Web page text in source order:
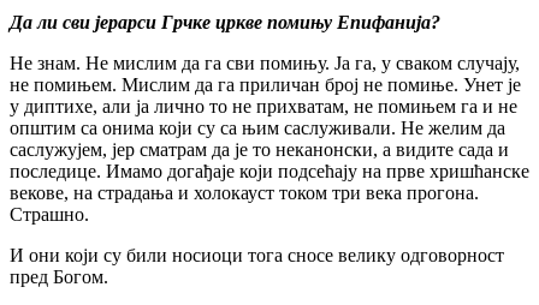
Да ли сви јерарси Грчке цркве помињу Епифанија?
Не знам. Не мислим да га сви помињу. Ја га, у сваком случају,
не помињем. Мислим да га приличан број не помиње. Унет је
у диптихе, али ја лично то не прихватам, не помињем га и не
општим са онима који су са њим саслуживали. Не желим да
саслужујем, јер сматрам да је то неканонски, а видите сада и
последице. Имамо догађаје који подсећају на прве хришћанске
векове, на страдања и холокауст током три века прогона.
Страшно.
И они који су били носиоци тога сносе велику одговорност
пред Богом.